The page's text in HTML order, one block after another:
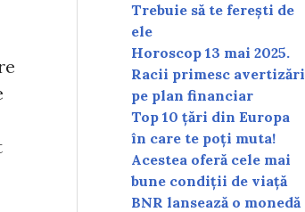
Trebuie să te ferești de
ele
Horoscop 13 mai 2025.
Racii primesc avertizări
pe plan financiar
Top 10 țări din Europa
în care te poți muta!
Acestea oferă cele mai
bune condiții de viață
BNR lansează o monedă